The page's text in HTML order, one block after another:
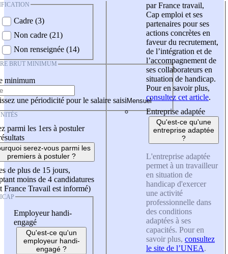
Cadre (3)
Non cadre (21)
Non renseignée (14)
BRUT MINIMUM
minimum
une périodicité pour le salaire saisi
parmi les 1ers à postuler
serez-vous parmi les
premiers à postuler ?
de plus de 15 jours,
moins de 4 candidatures
France Travail est informé)
Employeur handi-
engagé
Qu'est-ce qu'un
employeur handi-
engagé ?
par France travail,
Cap emploi et ses
partenaires pour ses
actions concrètes en
faveur du recrutement,
de l’intégration et de
l’accompagnement de
ses collaborateurs en
situation de handicap.
Pour en savoir plus,
consultez cet article.
Entreprise adaptée
Qu'est-ce qu'une
entreprise adaptée
?
L'entreprise adaptée
permet à un travailleur
en situation de
handicap d'exercer
une activité
professionnelle dans
des conditions
adaptées à ses
capacités. Pour en
savoir plus, consultez
le site de l’UNEA.